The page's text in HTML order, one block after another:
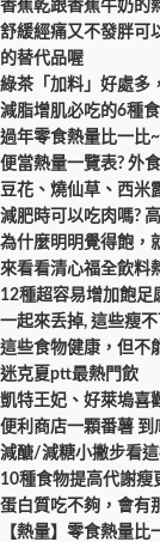
香蕉乾跟香蕉牛奶的
舒緩經痛又不發胖可
的替代品喔
綠茶「加料」好處多
減脂增肌必吃的6種
過年零食熱量比一比
便當熱量一覽表? 外
豆花、燒仙草、西米
減肥時可以吃肉嗎?
為什麼明明覺得飽，
來看看清心福全飲料
12種超容易增加飽足
一起來丢掉, 這些瘦
這些食物健康，但不
迷克夏ptt最熱門飲
凱特王妃、好萊塢喜
便利商店一顆番薯 到
減醣/減糖小撇步看
10種食物提高代謝瘦
蛋白質吃不夠，會有
【熱量】零食熱量比